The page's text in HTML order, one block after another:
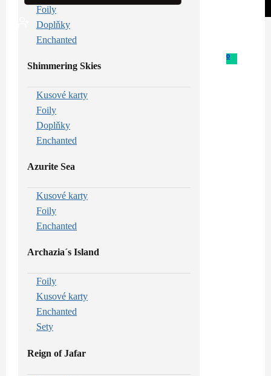
0
Foily
Doplňky
Enchanted
Shimmering Skies
Kusové karty
Foily
Doplňky
Enchanted
Azurite Sea
Kusové karty
Foily
Enchanted
Archazia´s Island
Foily
Kusové karty
Enchanted
Sety
Reign of Jafar